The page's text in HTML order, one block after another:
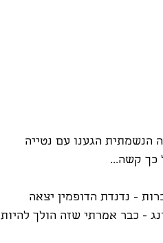
הנשמתית הגענו עם נטייה
כך קשה...
- נדנדת הדופמין יצאה
- כבר אמרתי שזה הולך להיות